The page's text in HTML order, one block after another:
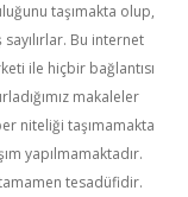
taşımakta olup,
Bu internet
ile hiçbir bağlantısı
makaleler
niteliği taşımamakta
yapılmamaktadır.
tesadüfidir.